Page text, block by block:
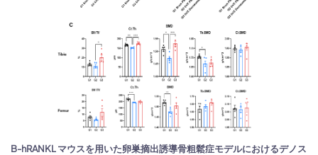
B-hRANKL マウスを用いた卵巣摘出誘導骨粗鬆症モデルにおけるデノス